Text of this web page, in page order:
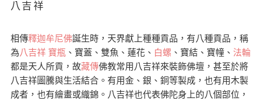
八吉祥
相傳釋迦牟尼佛誕生時，天界獻上種種貢品，有八種貢品，稱
為八吉祥 寶瓶、寶蓋、雙魚、蓮花、 白螺 、寶結、寶幢、 法輪
都是天人所貢，故藏傳佛教常用八吉祥來裝飾佛壇，甚至於將
八吉祥圖騰與生活結合。有用金、銀、銅等製成，也有用木製
成者，也有繪畫或織錦。八吉祥也代表佛陀身上的八個部位，